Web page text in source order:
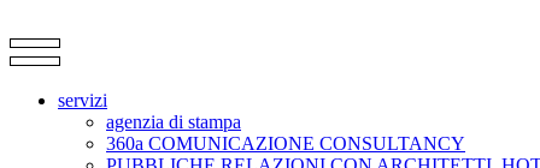
servizi
agenzia di stampa
360a COMUNICAZIONE CONSULTANCY